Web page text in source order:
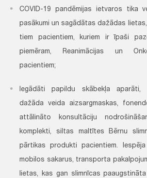
COVID-19 pandēmijas ietvaros tika
pasākumi un sagādātas dažādas
tiem pacientiem, kuriem ir īpaši
piemēram, Reanimācijas un
pacientiem;
Iegādāti papildu skābekļa aparāti,
dažāda veida aizsargmaskas,
attālināto konsultāciju
komplekti, siltas maltītes Bērnu
pārtikas produkti pacientiem.
mobilos sakarus, transporta
lietas, kas gan slimnīcas